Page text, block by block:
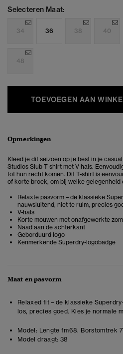
Selecteren Maat:
34 36 38 40
48
TOEVOEGEN AAN
Opmerkingen
Kleed je dit seizoen op je best in je
Studios Slub-T-shirt met V-hals.
tot hun recht komen. Dit T-shirt is
of korte broek, om bij welke gelegenheid
Relaxte pasvorm – de klassieke
nauwsluitend, niet te ruim, precies
V-hals
Korte mouwen met onafgewerkte
Naad aan de achterkant
Geborduurd logo
Kenmerkende Superdry-logobadge
Maat en pasvorm
Relaxed fit – de klassieke
los, precies goed. Kies je normale
Model: Lengte 1m68. Borstomtrek
Model draagt: 38